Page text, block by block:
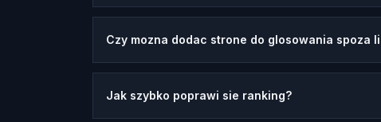
Czy mozna dodac strone do glosowania spoza
Jak szybko poprawi sie ranking?